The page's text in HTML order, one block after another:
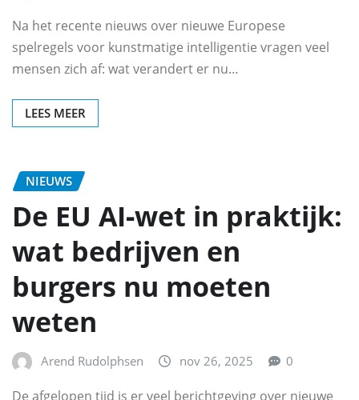
Na het recente nieuws over nieuwe Europese
spelregels voor kunstmatige intelligentie vragen veel
mensen zich af: wat verandert er nu…
LEES MEER
NIEUWS
De EU AI‑wet in praktijk:
wat bedrijven en
burgers nu moeten
weten
Arend Rudolphsen nov 26, 2025 0
De afgelopen tijd is er veel berichtgeving over nieuwe